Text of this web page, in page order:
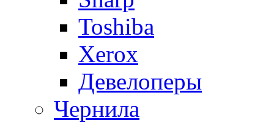
Toshiba
Xerox
Девелоперы
Чернила